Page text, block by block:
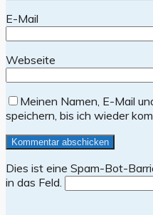
E-Mail
Webseite
Meinen Namen, E-Mail
speichern, bis ich wieder
Dies ist eine Spam-Bot-
in das Feld.